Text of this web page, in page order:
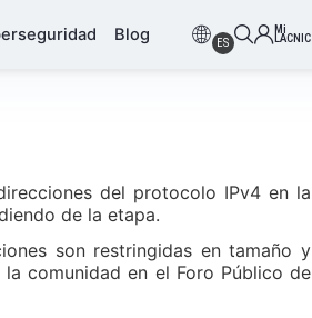
Blog ES
Mi
LACNIC
del protocolo IPv4 en la
de la etapa.
son restringidas en tamaño y
comunidad en el Foro Público de